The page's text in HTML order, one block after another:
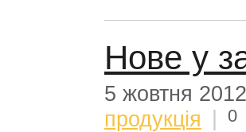
Нове у
5 жовтня 2012
продукція
0